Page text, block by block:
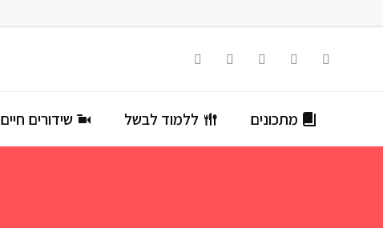
מתכונים ללמוד לבשל שידורים חיים